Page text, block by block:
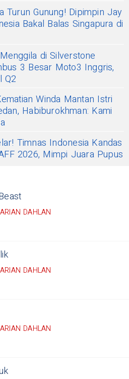
Turun Gunung! Dipimpin Jay
Bakal Balas Singapura di
di Silverstone
3 Besar Moto3 Inggris,
Q2
Winda Mantan Istri
Habiburokhman: Kami
Timnas Indonesia Kandas
2026, Mimpi Juara Pupus
DAHLAN
DAHLAN
DAHLAN